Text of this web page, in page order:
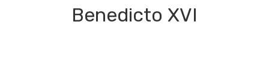
Benedicto XVI